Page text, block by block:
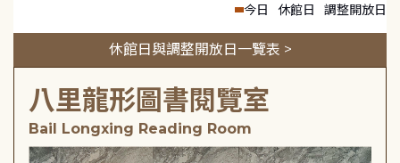
今日 休館日 調整開放日
休館日與調整開放日一覽表 >
八里龍形圖書閱覽室
Bail Longxing Reading Room